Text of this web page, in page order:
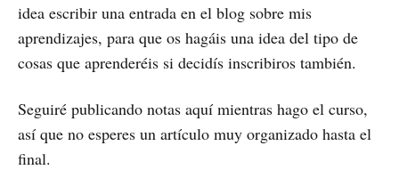
idea escribir una entrada en el blog sobre mis
aprendizajes, para que os hagáis una idea del tipo de
cosas que aprenderéis si decidís inscribiros también.
Seguiré publicando notas aquí mientras hago el curso,
así que no esperes un artículo muy organizado hasta el
final.